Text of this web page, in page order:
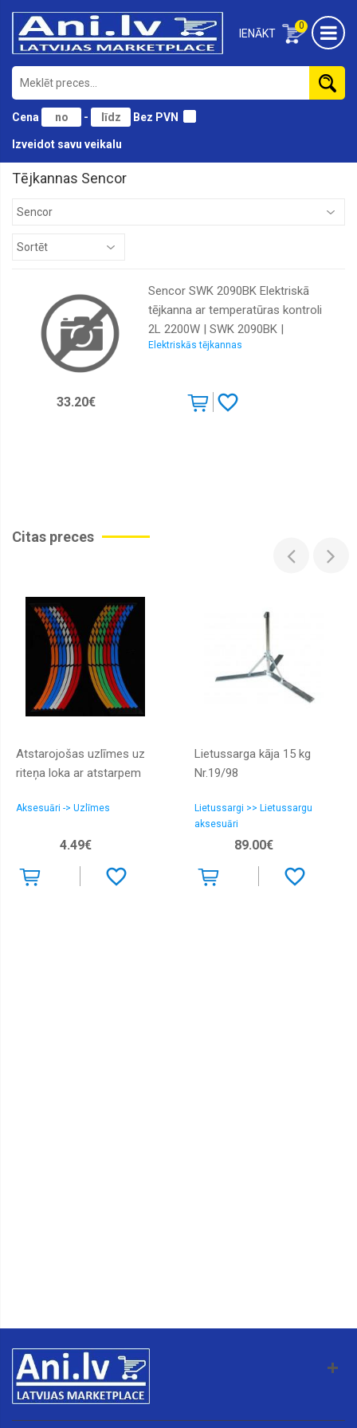
0
IENĀKT
Cena - Bez PVN
Izveidot savu veikalu
Tējkannas Sencor
Sencor SWK 2090BK Elektriskā
tējkanna ar temperatūras kontroli
2L 2200W | SWK 2090BK |
8590669216673
Elektriskās tējkannas
33.20€
Citas preces
Atstarojošas uzlīmes uz
riteņa loka ar atstarpem
Aksesuāri -> Uzlīmes
4.49€
Lietussarga kāja 15 kg
Nr.19/98
Lietussargi >> Lietussargu
aksesuāri
89.00€